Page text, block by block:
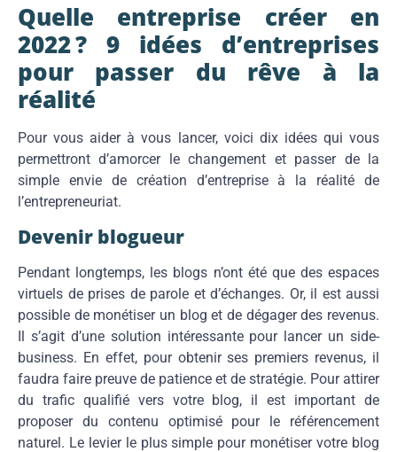
Quelle entreprise créer en
2022 ? 9 idées d’entreprises
pour passer du rêve à la
réalité
Pour vous aider à vous lancer, voici dix idées qui vous
permettront d’amorcer le changement et passer de la
simple envie de création d’entreprise à la réalité de
l’entrepreneuriat.
Devenir blogueur
Pendant longtemps, les blogs n’ont été que des espaces
virtuels de prises de parole et d’échanges. Or, il est aussi
possible de monétiser un blog et de dégager des revenus.
Il s’agit d’une solution intéressante pour lancer un side-
business. En effet, pour obtenir ses premiers revenus, il
faudra faire preuve de patience et de stratégie. Pour attirer
du trafic qualifié vers votre blog, il est important de
proposer du contenu optimisé pour le référencement
naturel. Le levier le plus simple pour monétiser votre blog